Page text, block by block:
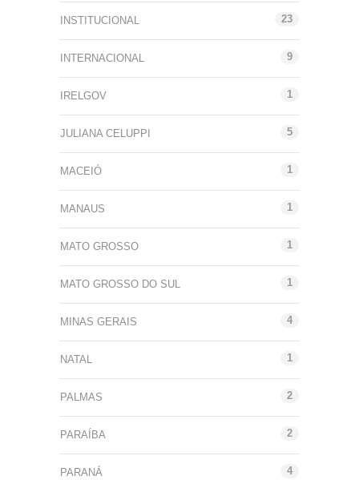
INSTITUCIONAL 23
INTERNACIONAL 9
IRELGOV 1
JULIANA CELUPPI 5
MACEIÓ 1
MANAUS 1
MATO GROSSO 1
MATO GROSSO DO SUL 1
MINAS GERAIS 4
NATAL 1
PALMAS 2
PARAÍBA 2
PARANÁ 4